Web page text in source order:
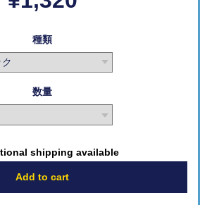
種類
数量
shipping available
Add to cart